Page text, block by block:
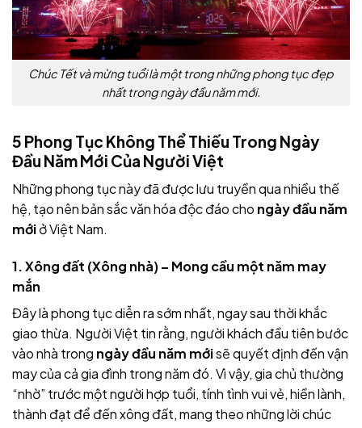
Chúc Tết và mừng tuổi là một trong những phong tục đẹp
nhất trong ngày đầu năm mới.
5 Phong Tục Không Thể Thiếu Trong Ngày
Đầu Năm Mới Của Người Việt
Những phong tục này đã được lưu truyền qua nhiều thế
hệ, tạo nên bản sắc văn hóa độc đáo cho ngày đầu năm
mớiở Việt Nam.
1. Xông đất (Xông nhà) – Mong cầu một năm may
mắn
Đây là phong tục diễn ra sớm nhất, ngay sau thời khắc
giao thừa. Người Việt tin rằng, người khách đầu tiên bước
vào nhà trong ngày đầu năm mớisẽ quyết định đến vận
may của cả gia đình trong năm đó. Vì vậy, gia chủ thường
“nhờ” trước một người hợp tuổi, tính tình vui vẻ, hiền lành,
thành đạt để đến xông đất, mang theo những lời chúc